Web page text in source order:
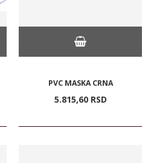
PVC MASKA CRNA
5.815,60 RSD